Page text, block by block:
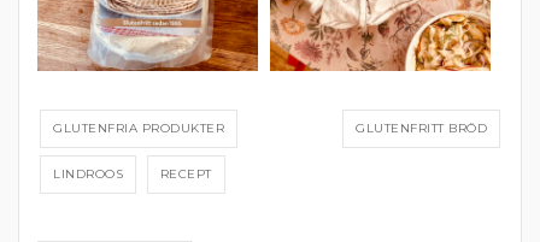
GLUTENFRIA PRODUKTER GLUTENFRITT BRÖD
LINDROOS RECEPT